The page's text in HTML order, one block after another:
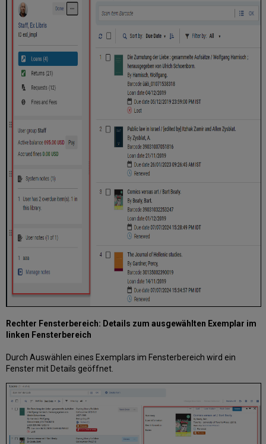
Auswahl
Benutzers
von
Benutzer-
Informationen
Registrieren
und
Benutzern
Registrieren
Registrierung
von
im
Benutzungsnetzwerk
Studenten-
Verwaltungssystem
Benutzerrolle
verlängern
Benutzerinformationen
konfigurieren
Verwalten
der
Ausleihen
Rechter Fensterbereich: Details zum ausgewählten Exemplar im
linken Fensterbereich
Durch Auswählen eines Exemplars im Fensterbereich wird ein
Fenster mit Details geöffnet.